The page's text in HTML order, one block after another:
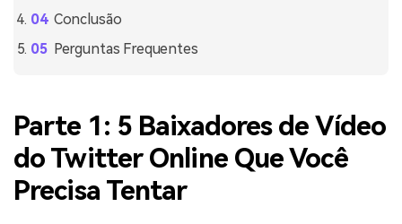
Conclusão
Perguntas Frequentes
Parte 1: 5 Baixadores de Vídeo
do Twitter Online Que Você
Precisa Tentar